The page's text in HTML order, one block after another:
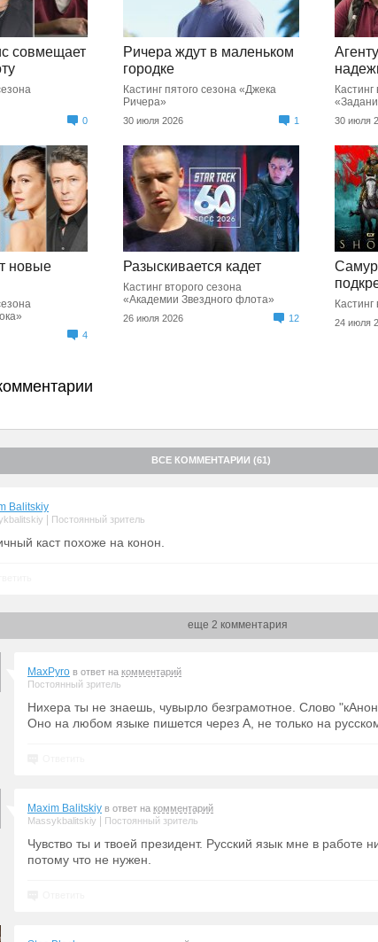
совмещает
0
Ричера ждут в маленьком
городке
Кастинг пятого сезона «Джека
Ричера»
30 июля 2026 1
Кастинг
30 июля
новые
4
Разыскивается кадет
Кастинг второго сезона
«Академии Звездного флота»
26 июля 2026 12 24 июля
ВСЕ КОММЕНТАРИИ (61)
Balitskiy
Постоянный зритель
каст похоже на конон.
еще 2 комментария
MaxPyro в ответ на комментарий
Постоянный зритель
Нихера ты не знаешь, чувырло безграмотное. Слово
Оно на любом языке пишется через А, не только на
Maxim Balitskiy в ответ на комментарий
Massykbalitskiy
Постоянный зритель
Чувство ты и твоей президент. Русский язык мне в работе
потому что не нужен.